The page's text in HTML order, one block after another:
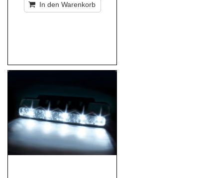
In den Warenkorb